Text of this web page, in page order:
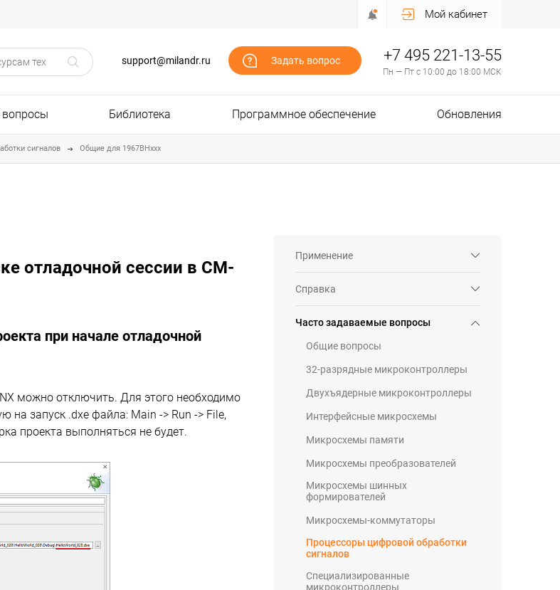
Мой кабинет
support@milandr.ru Задать вопрос +7 495 221-13-55
Пн — Пт с 10:00 до 18:00 МСК
Библиотека Программное обеспечение Обновления
сигналов Общие для 1967ВНххх
отладочной сессии в CM-
при начале отладочной
можно отключить. Для этого необходимо
на запуск .dxe файла: Main -> Run -> File,
проекта выполняться не будет.
Применение
Справка
Часто задаваемые вопросы
Общие вопросы
32-разрядные микроконтроллеры
Двухъядерные микроконтроллеры
Интерфейсные микросхемы
Микросхемы памяти
Микросхемы преобразователей
Микросхемы шинных
формирователей
Микросхемы-коммутаторы
Процессоры цифровой обработки
сигналов
Специализированные
микроконтроллеры